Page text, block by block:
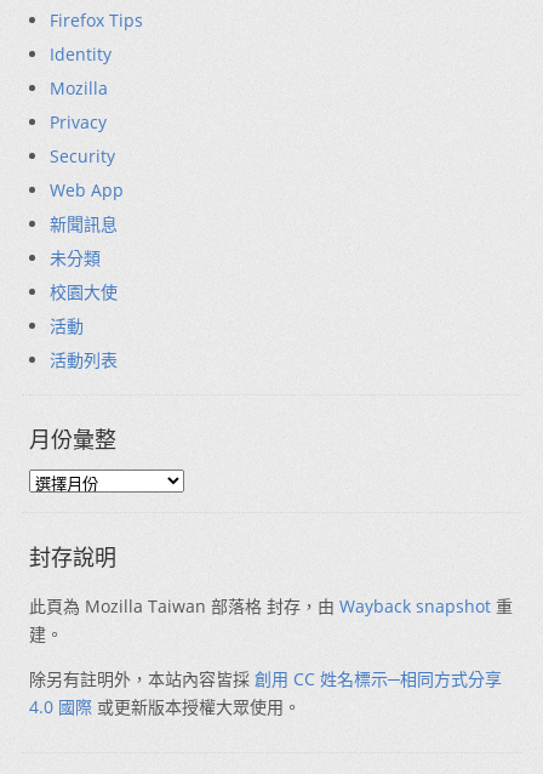
Firefox Tips
Identity
Mozilla
Privacy
Security
Web App
新聞訊息
未分類
校園大使
活動
活動列表
月份彙整
封存說明
此頁為 Mozilla Taiwan 部落格 封存，由 Wayback snapshot 重
建。
除另有註明外，本站內容皆採 創用 CC 姓名標示─相同方式分享
4.0 國際 或更新版本授權大眾使用。